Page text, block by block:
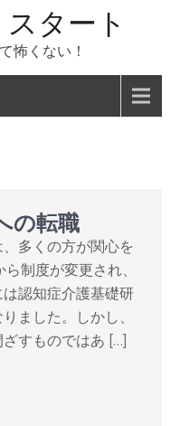
タート
怖くない！
の転職
多くの方が関心を
制度が変更され、
認知症介護基礎研
ました。しかし、
すものではあ […]